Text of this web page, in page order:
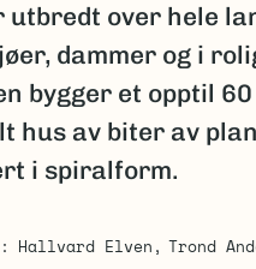
utbredt over hele
dammer og i
bygger et opptil
hus av biter av
i spiralform.
Hallvard Elven
Trond